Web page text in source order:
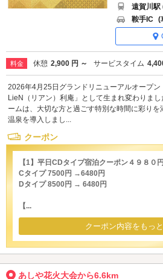
遠賀川駅
鞍手IC (
料金 休憩 2,900 円 ～ サービスタイム
2026年4月25日グランドリニューアルオープ
LieN（リアン）利庵」として生まれ変わりま
ームは、大切な方と過ごす特別な時間に彩り
温泉を導入しまし...
クーポン
【1】平日CDタイプ宿泊クーポン４９８０
Cタイプ 7500円 →6480円
Dタイプ 8500円 → 6480円
【...
クーポン内容をもっ
あしや花火大会から6.6km